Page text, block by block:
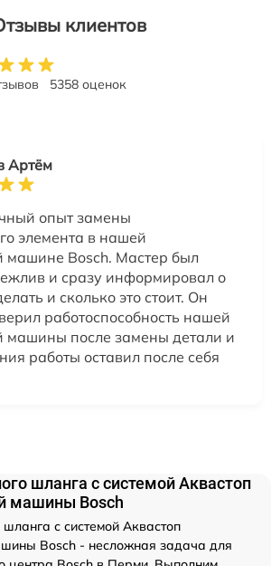
клиентов
5358 оценок
Артём
опыт замены
элемента в нашей
машине Bosch. Мастер был
и сразу информировал о
и сколько это стоит. Он
работоспособность нашей
машины после замены детали и
работы оставил после себя
шланга с системой Аквастоп
машины Bosch
с системой Аквастоп
Bosch - несложная задача для